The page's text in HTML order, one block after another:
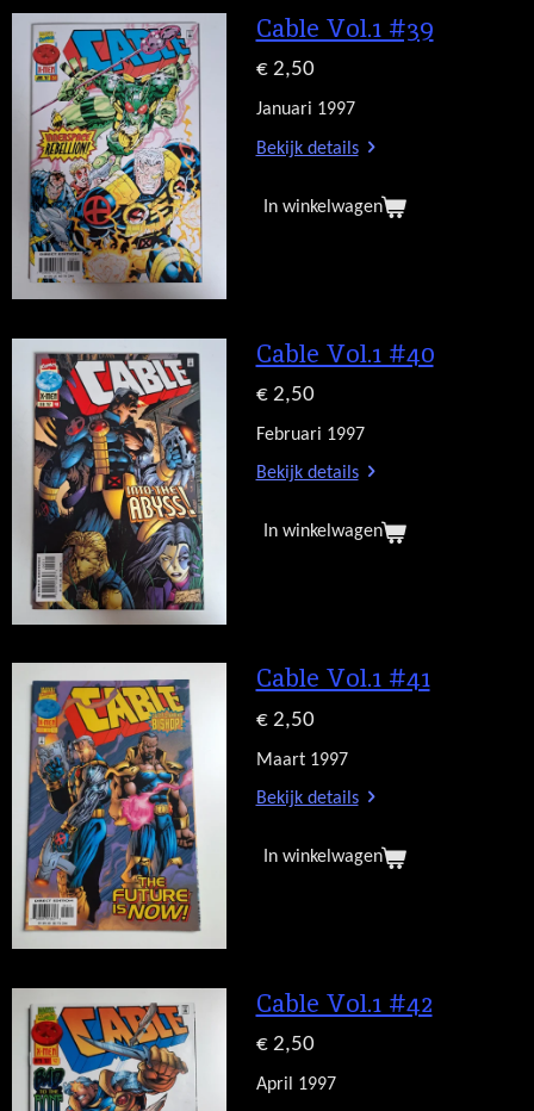
Cable Vol.1 #39
€ 2,50
Januari 1997
Bekijk details
In winkelwagen
Cable Vol.1 #40
€ 2,50
Februari 1997
Bekijk details
In winkelwagen
Cable Vol.1 #41
€ 2,50
Maart 1997
Bekijk details
In winkelwagen
Cable Vol.1 #42
€ 2,50
April 1997